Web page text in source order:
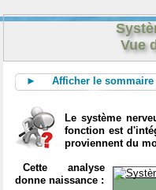
Vue
► Afficher le sommaire
Le système
fonction est
proviennent du
Cette analyse
donne naissance :